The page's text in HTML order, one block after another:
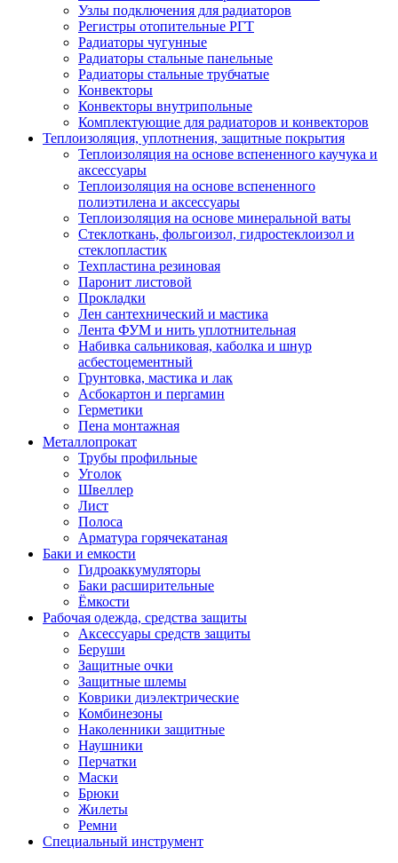
Узлы подключения для радиаторов
Регистры отопительные РГТ
Радиаторы чугунные
Радиаторы стальные панельные
Радиаторы стальные трубчатые
Конвекторы
Конвекторы внутрипольные
Комплектующие для радиаторов и конвекторов
Теплоизоляция, уплотнения, защитные покрытия
Теплоизоляция на основе вспененного каучука и
аксессуары
Теплоизоляция на основе вспененного
полиэтилена и аксессуары
Теплоизоляция на основе минеральной ваты
Стеклоткань, фольгоизол, гидростеклоизол и
стеклопластик
Техпластина резиновая
Паронит листовой
Прокладки
Лен сантехнический и мастика
Лента ФУМ и нить уплотнительная
Набивка сальниковая, каболка и шнур
асбестоцементный
Грунтовка, мастика и лак
Асбокартон и пергамин
Герметики
Пена монтажная
Металлопрокат
Трубы профильные
Уголок
Швеллер
Лист
Полоса
Арматура горячекатаная
Баки и емкости
Гидроаккумуляторы
Баки расширительные
Ёмкости
Рабочая одежда, средства защиты
Аксессуары средств защиты
Беруши
Защитные очки
Защитные шлемы
Коврики диэлектрические
Комбинезоны
Наколенники защитные
Наушники
Перчатки
Маски
Брюки
Жилеты
Ремни
Специальный инструмент